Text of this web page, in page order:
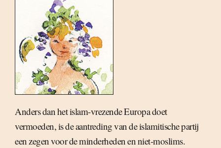
Anders dan het islam-vrezende Europa doet
vermoeden, is de aantreding van de islamitische partij
een zegen voor de minderheden en niet-moslims.